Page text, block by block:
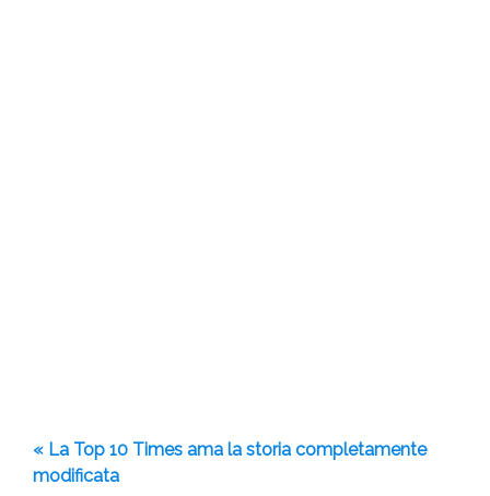
« La Top 10 Times ama la storia completamente
modificata